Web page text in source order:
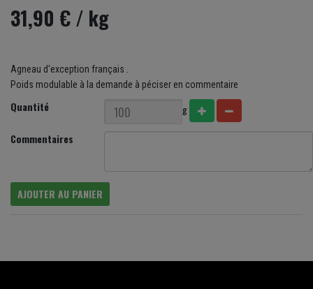
31,90 €/ kg
Agneau d'exception français .
Poids modulable à la demande à péciser en commentaire
Quantité g
Commentaires
AJOUTER AU PANIER